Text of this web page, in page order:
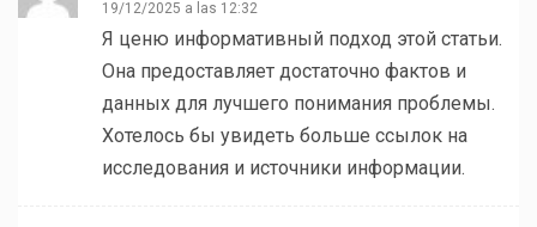
19/12/2025 a las 12:32
Я ценю информативный подход этой статьи.
Она предоставляет достаточно фактов и
данных для лучшего понимания проблемы.
Хотелось бы увидеть больше ссылок на
исследования и источники информации.